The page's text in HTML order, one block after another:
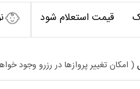
قیمت استعلام شود
( امکان تغییر پروازها در رزرو وجود